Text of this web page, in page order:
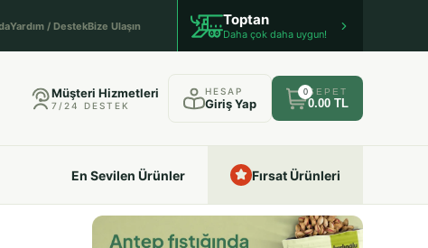
Yardım / DestekBize Ulaşın Toptan
Daha çok daha uygun!
Müşteri Hizmetleri
7/24 DESTEK
HESAP
Giriş Yap
0 SEPET
0.00 TL
En Sevilen Ürünler Fırsat Ürünleri